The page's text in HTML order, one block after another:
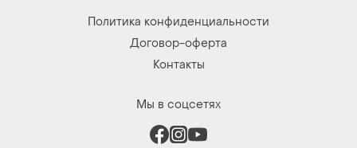
Политика конфиденциальности
Договор-оферта
Контакты
Мы в соцсетях